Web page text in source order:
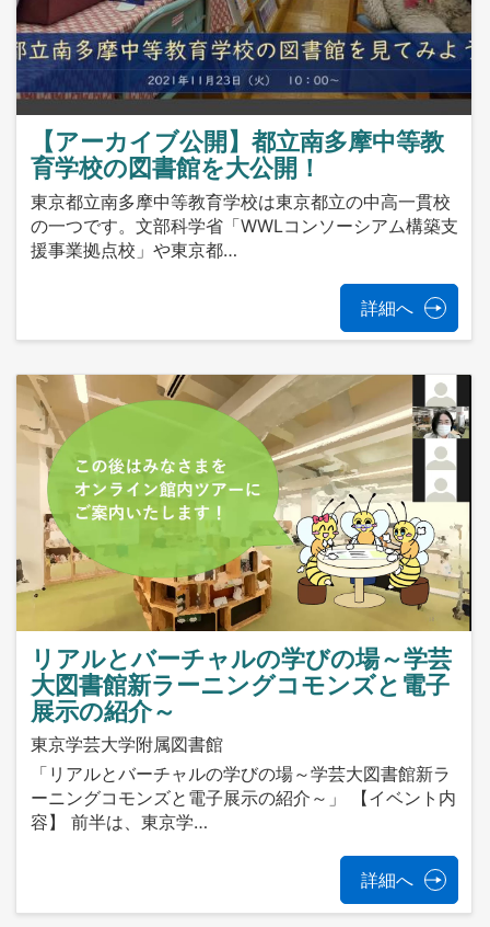
【アーカイブ公開】都立南多摩中等教
育学校の図書館を大公開！
東京都立南多摩中等教育学校は東京都立の中高一貫校
の一つです。文部科学省「WWLコンソーシアム構築支
援事業拠点校」や東京都…
詳細へ
リアルとバーチャルの学びの場～学芸
大図書館新ラーニングコモンズと電子
展示の紹介～
東京学芸大学附属図書館
「リアルとバーチャルの学びの場～学芸大図書館新ラ
ーニングコモンズと電子展示の紹介～」 【イベント内
容】 前半は、東京学…
詳細へ